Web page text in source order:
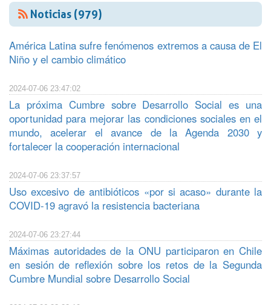
Noticias (979)
América Latina sufre fenómenos extremos a causa de El
Niño y el cambio climático
2024-07-06 23:47:02
La próxima Cumbre sobre Desarrollo Social es una
oportunidad para mejorar las condiciones sociales en el
mundo, acelerar el avance de la Agenda 2030 y
fortalecer la cooperación internacional
2024-07-06 23:37:57
Uso excesivo de antibióticos «por si acaso» durante la
COVID-19 agravó la resistencia bacteriana
2024-07-06 23:27:44
Máximas autoridades de la ONU participaron en Chile
en sesión de reflexión sobre los retos de la Segunda
Cumbre Mundial sobre Desarrollo Social